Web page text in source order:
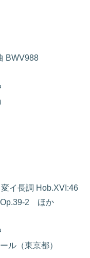
BWV988
イ長調 Hob.XVI:46
Op.39-2 ほか
ル（東京都）